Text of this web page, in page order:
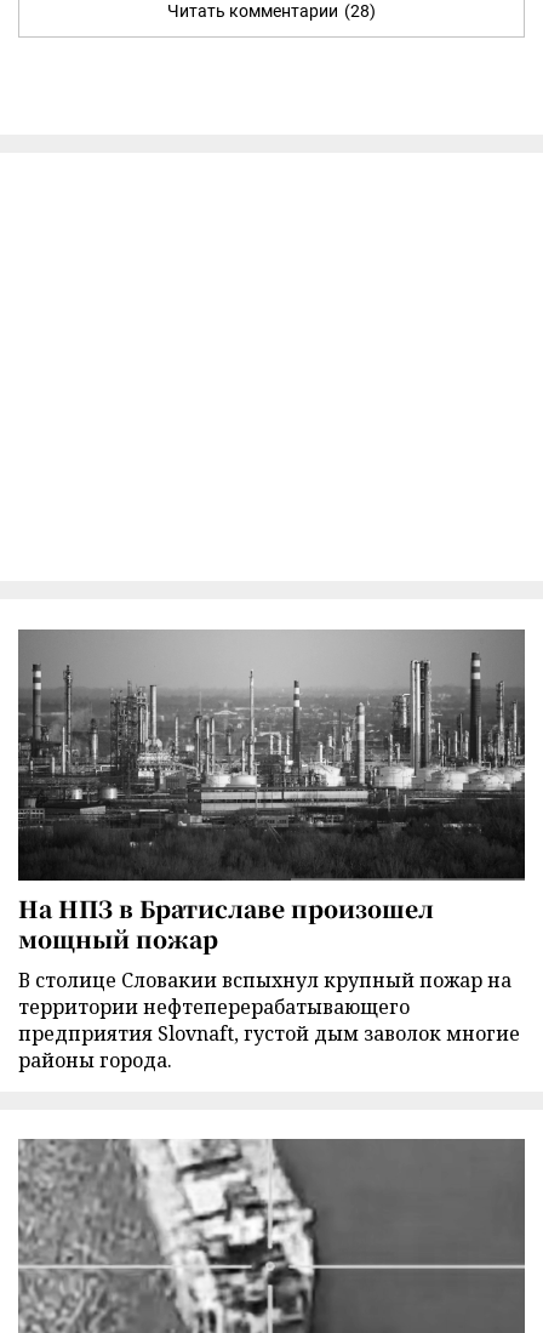
Читать комментарии (28)
На НПЗ в Братиславе произошел
мощный пожар
В столице Словакии вспыхнул крупный пожар на
территории нефтеперерабатывающего
предприятия Slovnaft, густой дым заволок многие
районы города.